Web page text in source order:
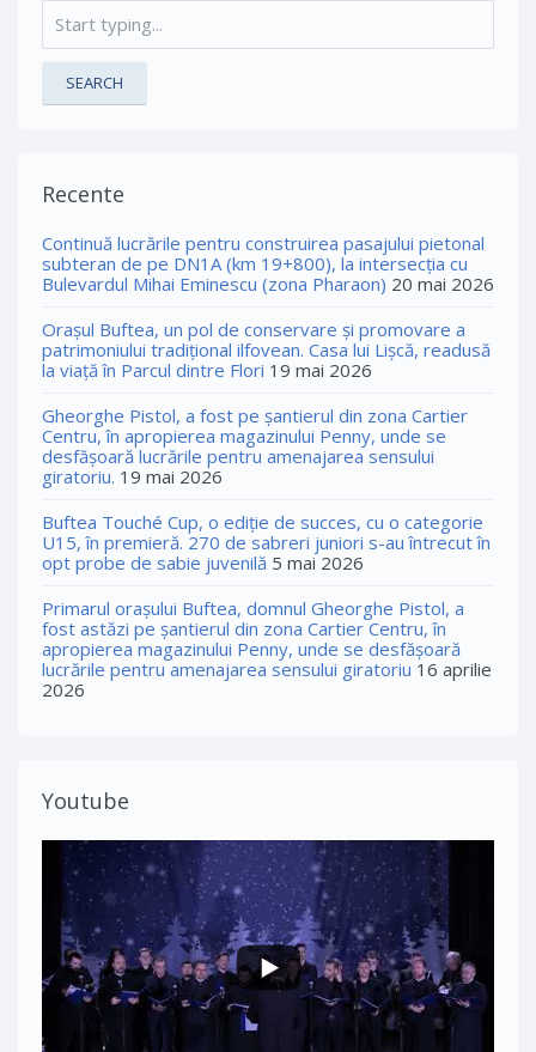
SEARCH
Recente
Continuă lucrările pentru construirea pasajului pietonal
subteran de pe DN1A (km 19+800), la intersecția cu
Bulevardul Mihai Eminescu (zona Pharaon) 20 mai 2026
Orașul Buftea, un pol de conservare și promovare a
patrimoniului tradițional ilfovean. Casa lui Lişcă, readusă
la viaţă în Parcul dintre Flori 19 mai 2026
Gheorghe Pistol, a fost pe șantierul din zona Cartier
Centru, în apropierea magazinului Penny, unde se
desfășoară lucrările pentru amenajarea sensului
giratoriu. 19 mai 2026
Buftea Touché Cup, o ediţie de succes, cu o categorie
U15, în premieră. 270 de sabreri juniori s-au întrecut în
opt probe de sabie juvenilă 5 mai 2026
Primarul orașului Buftea, domnul Gheorghe Pistol, a
fost astăzi pe șantierul din zona Cartier Centru, în
apropierea magazinului Penny, unde se desfășoară
lucrările pentru amenajarea sensului giratoriu 16 aprilie
2026
Youtube